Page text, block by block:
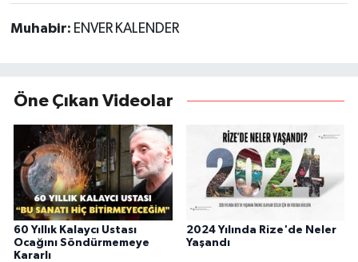
Muhabir: ENVER KALENDER
Öne Çıkan Videolar
60 Yıllık Kalaycı Ustası
Ocağını Söndürmemeye
Kararlı
2024 Yılında Rize'de Neler
Yaşandı